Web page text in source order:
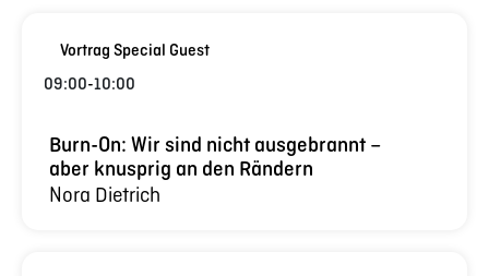
Vortrag Special Guest
09:00-10:00
Burn-On: Wir sind nicht ausgebrannt –
aber knusprig an den Rändern
Nora Dietrich